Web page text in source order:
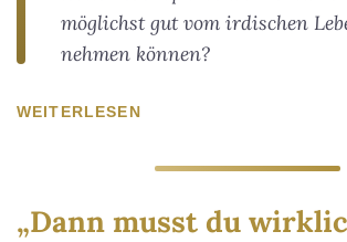
möglichst gut vom irdischen
nehmen können?
WEITERLESEN
„Dann musst du